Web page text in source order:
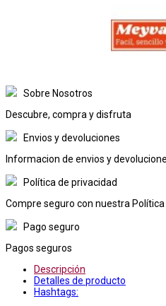
Sobre Nosotros
Descubre, compra y disfruta
Envios y devoluciones
Informacion de envios y
Política de privacidad
Compre seguro con nuestra
Pago seguro
Pagos seguros
Descripción
Detalles de producto
Hashtags: